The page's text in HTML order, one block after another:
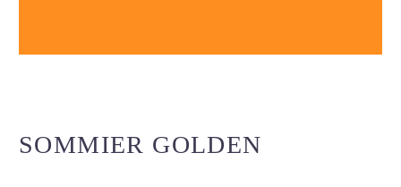
SOMMIER GOLDEN